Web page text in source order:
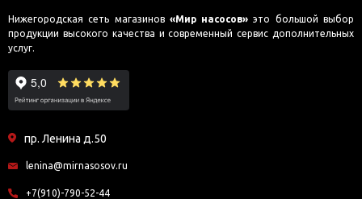
Нижегородская сеть магазинов «Мир насосов» это большой выбор
продукции высокого качества и современный сервис дополнительных
услуг.
пр. Ленина д.50
lenina@mirnasosov.ru
+7(910)-790-52-44